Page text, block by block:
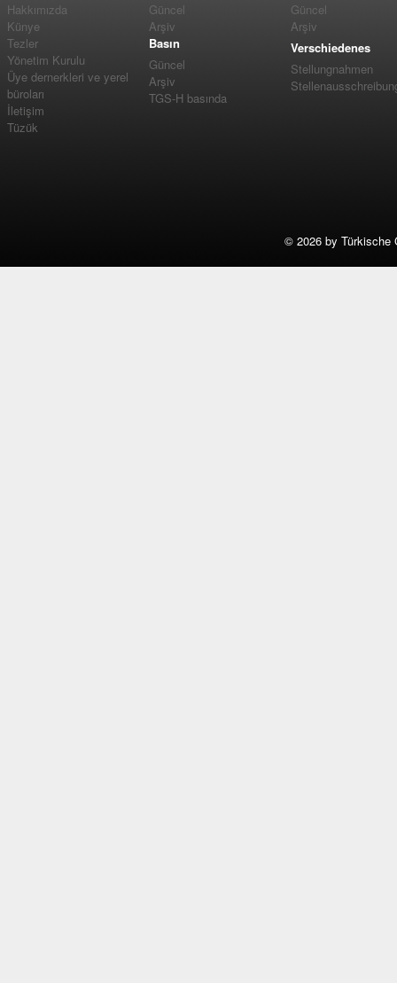
Hakkımızda
Künye
Tezler
Yönetim Kurulu
Üye dernerkleri ve yerel
büroları
İletişim
Tüzük
Güncel
Arşiv
Basın
Güncel
Arşiv
TGS-H basında
Güncel
Arşiv
Verschiedenes
Stellungnahmen
© 2026 by Türkische